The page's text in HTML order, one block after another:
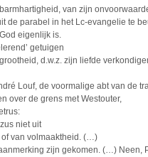
van zijn
de parabel in het Lc-evangelie te
eigenlijk is.
getuigen
d.w.z. zijn liefde
Louf, de voormalige abt van de
over de grens met Westouter,
niet uit
van volmaaktheid. (…)
zijn gekomen. (…) Neen,